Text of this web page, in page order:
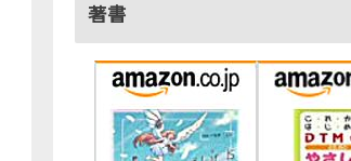
著書